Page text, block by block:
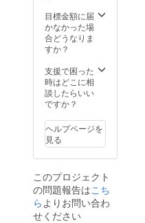
す。 ※
イタリ
アから
の輸入
使用し
ている
為、ご
注文状
出荷時
期が遅
れる場
合があ
す。
目標金額に届
かなかった場
合どうなりま
すか？
支援で困った
時はどこに相
談したらいい
ですか？
ヘルプページを
見る
このプロジェクト
の問題報告はこち
ら よりお問い合わ
せください